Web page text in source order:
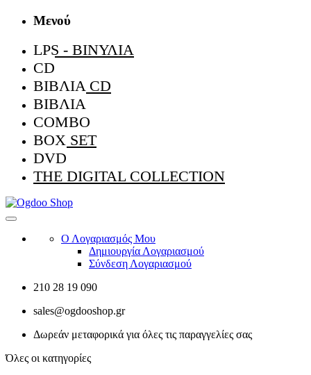
Μενού
LPS - ΒΙΝΎΛΙΑ
CD
ΒΙΒΛΊΑ CD
ΒΙΒΛΊΑ
COMBO
BOX SET
DVD
THE DIGITAL COLLECTION
Ο Λογαριασμός Μου
Δημιουργία Λογαριασμού
Σύνδεση Λογαριασμού
210 28 19 090
sales@ogdooshop.gr
Δωρεάν μεταφορικά για όλες τις παραγγελίες σας
Όλες οι κατηγορίες